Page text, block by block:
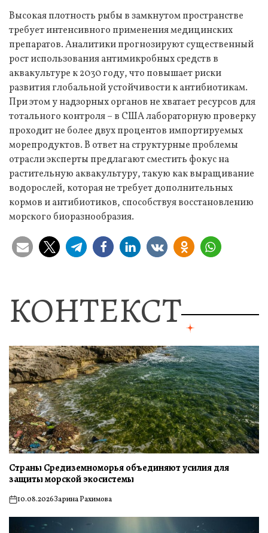
Высокая плотность рыбы в замкнутом пространстве
требует интенсивного применения медицинских
препаратов. Аналитики прогнозируют существенный
рост использования антимикробных средств в
аквакультуре к 2030 году, что повышает риски
развития глобальной устойчивости к антибиотикам.
При этом у надзорных органов не хватает ресурсов для
тотального контроля – в США лабораторную проверку
проходит не более двух процентов импортируемых
морепродуктов. В ответ на структурные проблемы
отрасли эксперты предлагают сместить фокус на
растительную аквакультуру, такую как выращивание
водорослей, которая не требует дополнительных
кормов и антибиотиков, способствуя восстановлению
морского биоразнообразия.
КОНТЕКСТ
Страны Средиземноморья объединяют усилия для
защиты морской экосистемы
on10.08.2026Зарина Рахимова